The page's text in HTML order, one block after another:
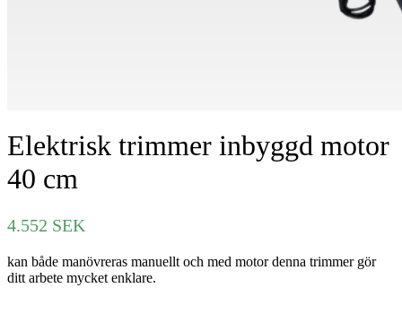
Elektrisk trimmer inbyggd motor
40 cm
4.552 SEK
kan både manövreras manuellt och med motor denna trimmer gör
ditt arbete mycket enklare.